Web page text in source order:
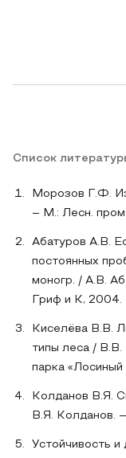
Список
Морозов Г.Ф.
– М.: Лесн.
Абатуров А.В.
постоянных
моногр. / А.В.
Гриф и К, 2004.
Киселёва В.В.
типы леса / В.В.
парка
Колданов В.Я.
В.Я. Колданов.
Устойчивость и